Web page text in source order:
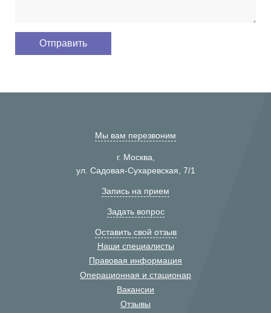
Мы вам перезвоним
г. Москва,
ул. Садовая-Сухаревская, 7/1
Запись на прием
Задать вопрос
Оставить свой отзыв
Наши специалисты
Правовая информация
Операционная и стационар
Вакансии
Отзывы